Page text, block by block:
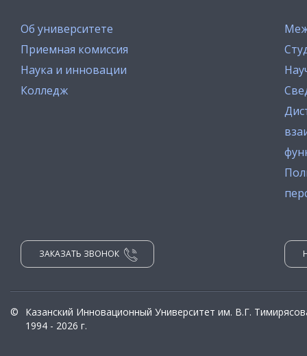
Об университете
Приемная комиссия
Наука и инновации
Колледж
ЗАКАЗАТЬ ЗВОНОК
©
Казанский Инновационный Университет им. В.Г.
1994 - 2026 г.